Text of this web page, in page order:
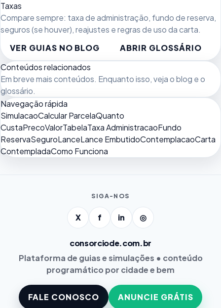
Taxas
Compare sempre: taxa de administração, fundo de reserva,
seguros (se houver), reajustes e regras de uso da carta.
VER GUIAS NO BLOG
ABRIR GLOSSÁRIO
Conteúdos relacionados
Em breve mais conteúdos. Enquanto isso, vejao blog e o
glossário.
Navegação rápida
SimulacaoCalcular ParcelaQuanto
CustaPrecoValorTabelaTaxa AdministracaoFundo
ReservaSeguroLanceLance EmbutidoContemplacaoCarta
ContempladaComo Funciona
SIGA-NOS
X f in ◎
consorciode.com.br
Plataforma de guias e simulações • conteúdo
programático por cidade e bem
FALE CONOSCO ANUNCIE GRÁTIS